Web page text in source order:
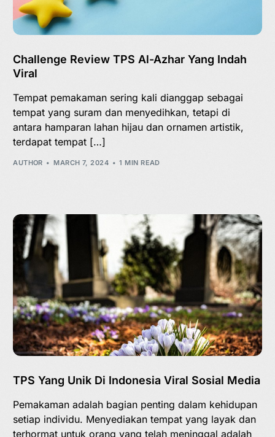
Challenge Review TPS Al-Azhar Yang Indah
Viral
Tempat pemakaman sering kali dianggap sebagai
tempat yang suram dan menyedihkan, tetapi di
antara hamparan lahan hijau dan ornamen artistik,
terdapat tempat […]
AUTHOR MARCH 7, 2024 1 MIN READ
TPS Yang Unik Di Indonesia Viral Sosial Media
Pemakaman adalah bagian penting dalam kehidupan
setiap individu. Menyediakan tempat yang layak dan
terhormat untuk orang yang telah meninggal adalah